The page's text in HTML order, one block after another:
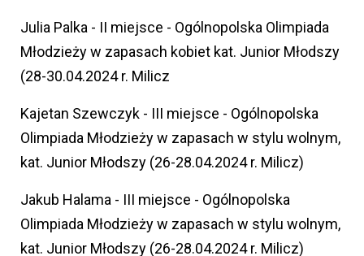
Julia Palka - II miejsce - Ogólnopolska Olimpiada
Młodzieży w zapasach kobiet kat. Junior Młodszy
(28-30.04.2024 r. Milicz
Kajetan Szewczyk - III miejsce - Ogólnopolska
Olimpiada Młodzieży w zapasach w stylu wolnym,
kat. Junior Młodszy (26-28.04.2024 r. Milicz)
Jakub Halama - III miejsce - Ogólnopolska
Olimpiada Młodzieży w zapasach w stylu wolnym,
kat. Junior Młodszy (26-28.04.2024 r. Milicz)